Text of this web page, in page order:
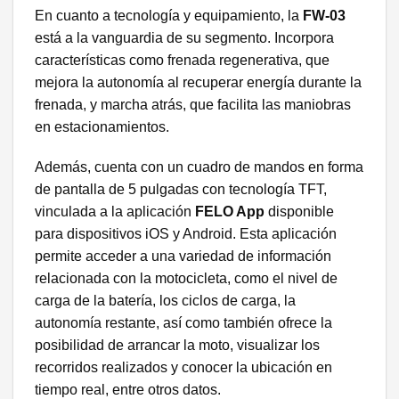
En cuanto a tecnología y equipamiento, la FW-03
está a la vanguardia de su segmento. Incorpora
características como frenada regenerativa, que
mejora la autonomía al recuperar energía durante la
frenada, y marcha atrás, que facilita las maniobras
en estacionamientos.
Además, cuenta con un cuadro de mandos en forma
de pantalla de 5 pulgadas con tecnología TFT,
vinculada a la aplicación FELO App disponible
para dispositivos iOS y Android. Esta aplicación
permite acceder a una variedad de información
relacionada con la motocicleta, como el nivel de
carga de la batería, los ciclos de carga, la
autonomía restante, así como también ofrece la
posibilidad de arrancar la moto, visualizar los
recorridos realizados y conocer la ubicación en
tiempo real, entre otros datos.